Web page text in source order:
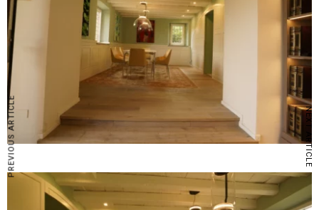
PREVIOUS ARTICLE NEXT ARTICLE